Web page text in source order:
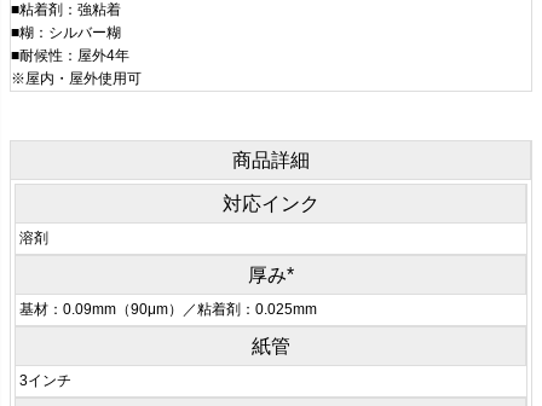
■粘着剤：強粘着
■糊：シルバー糊
■耐候性：屋外4年
※屋内・屋外使用可
商品詳細
対応インク
溶剤
厚み*
基材：0.09mm（90μm）／粘着剤：0.025mm
紙管
3インチ